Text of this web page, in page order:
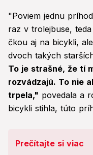
of
1
minute,
42
seconds
"Poviem jednu
raz v trolejbuse,
čkou aj na bicykli,
dvoch takých
To je strašné, že tí
rozvádzajú. To nie
trpela," povedala a
bicykli stihla, túto
Prečítajte si viac